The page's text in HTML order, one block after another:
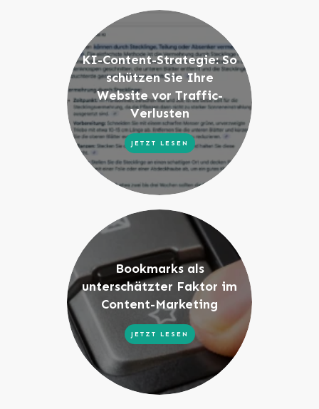
KI-Content-Strategie: So
schützen Sie Ihre
Website vor Traffic-
Verlusten
JETZT LESEN
Bookmarks als
unterschätzter Faktor im
Content-Marketing
JETZT LESEN